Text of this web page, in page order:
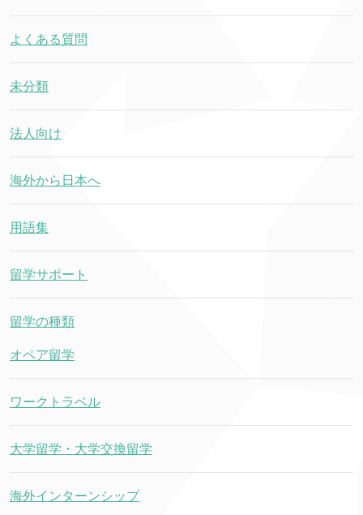
よくある質問
未分類
法人向け
海外から日本へ
用語集
留学サポート
留学の種類
オペア留学
ワークトラベル
大学留学・大学交換留学
海外インターンシップ